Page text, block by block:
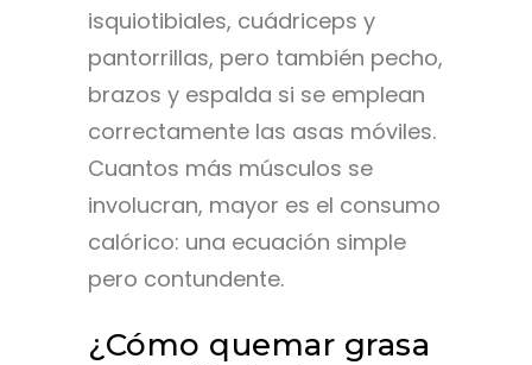
isquiotibiales, cuádriceps y
pantorrillas, pero también pecho,
brazos y espalda si se emplean
correctamente las asas móviles.
Cuantos más músculos se
involucran, mayor es el consumo
calórico: una ecuación simple
pero contundente.
¿Cómo quemar grasa